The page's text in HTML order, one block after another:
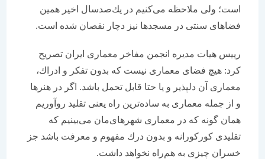
است؛ ولی ملاحظه می‌كنیم در یك‌صدسال اخیر همین
فضاهای سنتی در مسجدها نیز دچار نقصان شده است.
رییس هیات مدیره انجمن مفاخر معماری ایران تصریح
كرد: هیچ فضای معماری نیست كه بدون تفكر و ادراك،
معماری آن دلپذیر و یا حتا قابل تحمل باشد. اگر در هنرها
و از جمله معماری به ساده‌ترین راه یعنی تقلید روآوریم
همان گونه كه در معماری شهرهای‌مان می‌بینیم كه
تقلیدی كوركورانه و بدون درك مفهوم و معرفت باشد جز
خسران چیزی به هم‌راه نخواهد داشت.